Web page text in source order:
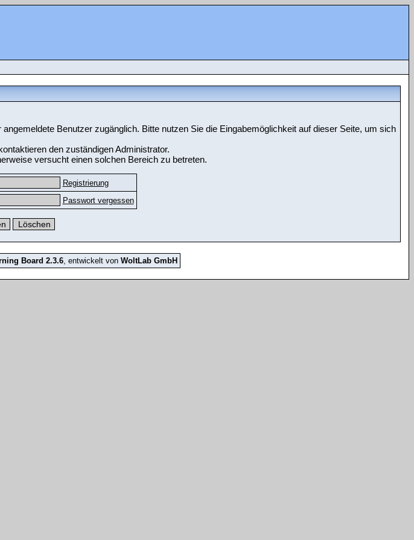
Benutzer zugänglich. Bitte nutzen Sie die Eingabemöglichkeit auf dieser Seite, um sich
den zuständigen Administrator.
versucht einen solchen Bereich zu betreten.
Registrierung
Passwort vergessen
Board 2.3.6, entwickelt von WoltLab GmbH